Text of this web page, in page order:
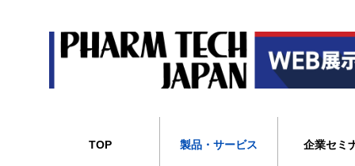
TOP 製品・サービス 企業セミ